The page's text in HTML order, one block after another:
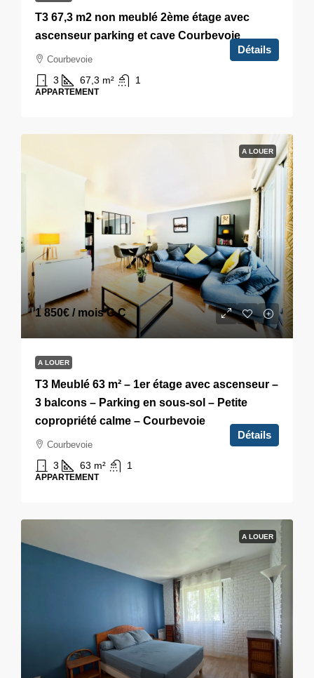
T3 67,3 m2 non meublé 2ème étage avec
ascenseur parking et cave Courbevoie
Courbevoie
3 67,3 m² 1
APPARTEMENT
Détails
A LOUER
1 850€ / mois C.C
A LOUER
T3 Meublé 63 m² – 1er étage avec ascenseur –
3 balcons – Parking en sous-sol – Petite
copropriété calme – Courbevoie
Courbevoie
3 63 m² 1
APPARTEMENT
Détails
A LOUER